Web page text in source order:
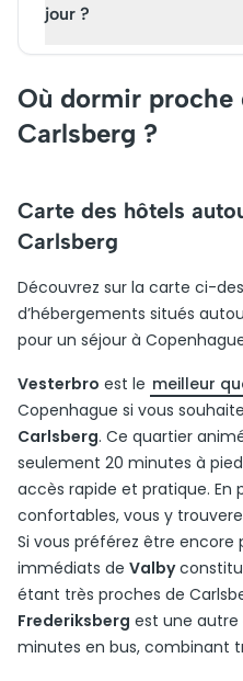
jour ?
Où dormir proche
Carlsberg ?
Carte des hôtels
Carlsberg
Découvrez sur la carte ci-
d’hébergements situés
pour un séjour à
Vesterbro est le meilleur
Copenhague si vous
Carlsberg. Ce quartier
seulement 20 minutes à
accès rapide et pratique. En
confortables, vous y
Si vous préférez être encore
immédiats de Valby
étant très proches de
Frederiksberg est une autre
minutes en bus, combinant